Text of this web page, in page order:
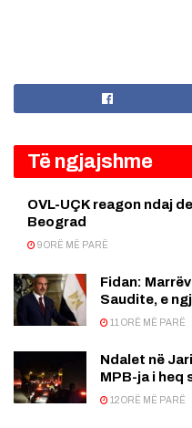
Të ngjajshme
OVL-UÇK reagon ndaj
Beograd
9 ORË MË PARË
Fidan:
Saudite, e
11 ORË MË PARË
Ndalet në
MPB-ja i heq
12 ORË MË PARË